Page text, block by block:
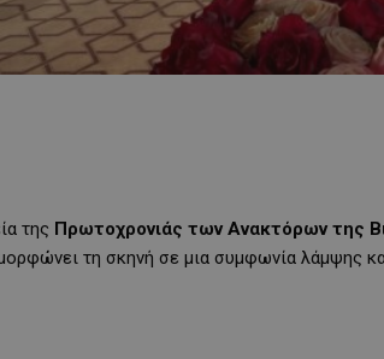
της Πρωτοχρονιάς των Ανακτόρων της
τη σκηνή σε μια συμφωνία λάμψης